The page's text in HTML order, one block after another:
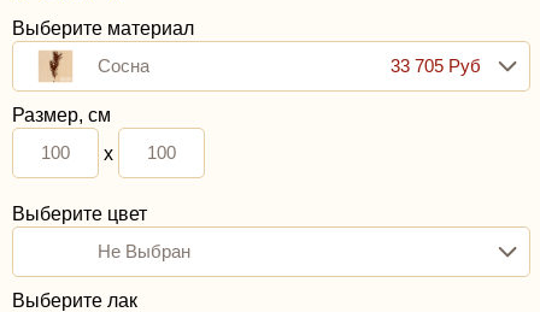
Выберите материал
Сосна
33 705 Руб
Размер, см
x
Выберите цвет
Не Выбран
Выберите лак